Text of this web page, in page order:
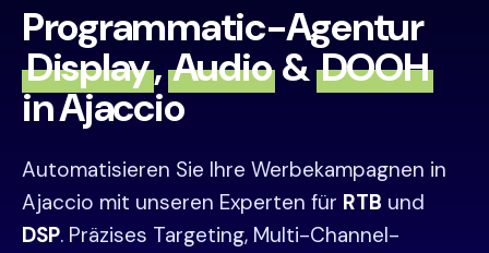
Programmatic-Agentur
Display, Audio & DOOH
in Ajaccio
Automatisieren Sie Ihre Werbekampagnen in
Ajaccio mit unseren Experten für RTB und
DSP. Präzises Targeting, Multi-Channel-